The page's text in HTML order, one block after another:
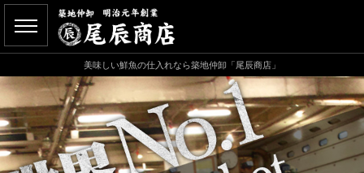
美味しい鮮魚の仕入れなら築地仲卸「尾辰商店」